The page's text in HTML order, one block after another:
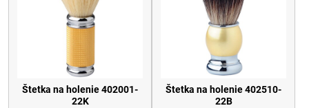
Štetka na holenie 402001-
22K
Štetka na holenie 402510-
22B